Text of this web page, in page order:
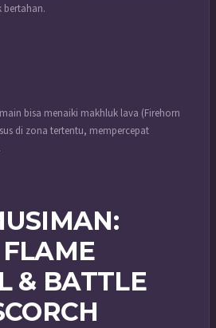
bertahan.
bisa menaiki makhluk lava (Firehorn
di zona tertentu, mempercepat
& BATTLE